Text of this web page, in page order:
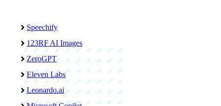
Speechify
123RF AI Images
ZeroGPT
Eleven Labs
Leonardo.ai